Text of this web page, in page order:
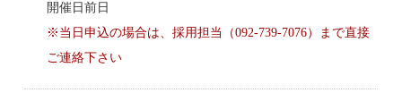
開催日前日
※当日申込の場合は、採用担当（092-739-7076）まで直接
ご連絡下さい